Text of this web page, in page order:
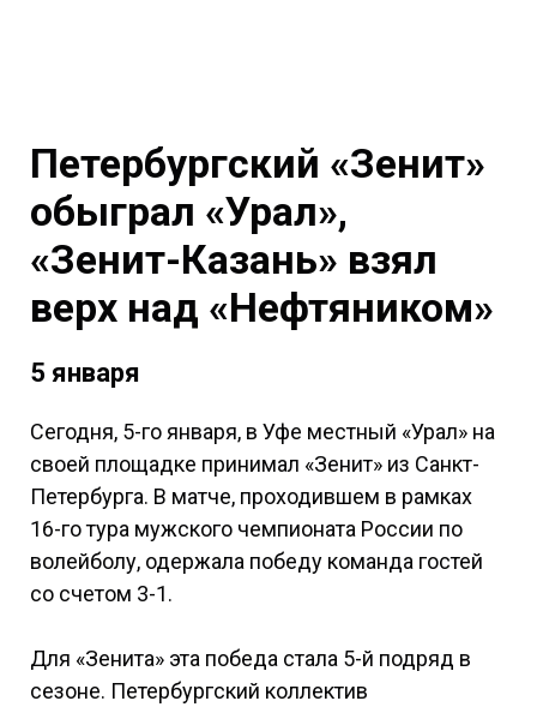
Петербургский «Зенит»
обыграл «Урал»,
«Зенит-Казань» взял
верх над «Нефтяником»
5 января
Сегодня, 5-го января, в Уфе местный «Урал» на
своей площадке принимал «Зенит» из Санкт-
Петербурга. В матче, проходившем в рамках
16-го тура мужского чемпионата России по
волейболу, одержала победу команда гостей
со счетом 3-1.
Для «Зенита» эта победа стала 5-й подряд в
сезоне. Петербургский коллектив